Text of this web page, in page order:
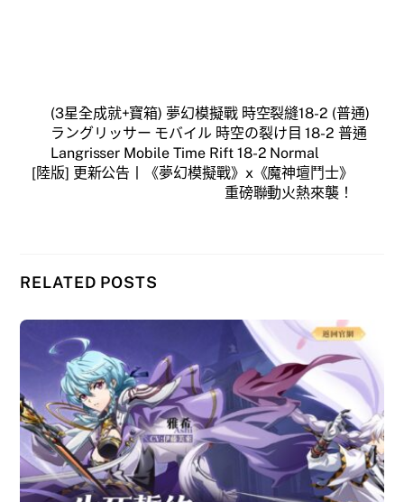
(3星全成就+寶箱) 夢幻模擬戰 時空裂縫18-2 (普通)
ラングリッサー モバイル 時空の裂け目 18-2 普通
Langrisser Mobile Time Rift 18-2 Normal
[陸版] 更新公告丨《夢幻模擬戰》x《魔神壇鬥士》
重磅聯動火熱來襲！
RELATED POSTS